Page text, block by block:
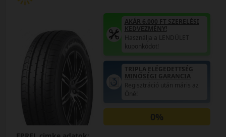
AKÁR 6.000 FT SZERELÉSI
KEDVEZMÉNY!
Használja a LENDÜLET
kuponkódot!
TRIPLA ELÉGEDETTSÉG
MINŐSÉGI GARANCIA
Regisztráció után máris az
Öné!
0%